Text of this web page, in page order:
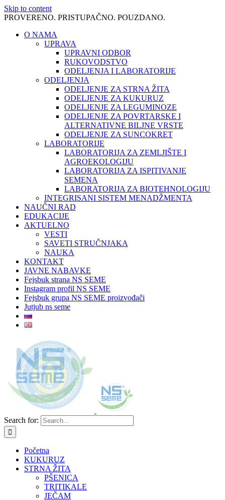
Skip to content
PROVERENO. PRISTUPAČNO. POUZDANO.
O NAMA
UPRAVA
UPRAVNI ODBOR
RUKOVODSTVO
ODELJENJA I LABORATORIJE
ODELJENJA
ODELJENJE ZA STRNA ŽITA
ODELJENJE ZA KUKURUZ
ODELJENJE ZA LEGUMINOZE
ODELJENJE ZA POVRTARSKE I
ALTERNATIVNE BILJNE VRSTE
ODELJENJE ZA SUNCOKRET
LABORATORIJE
LABORATORIJA ZA ZEMLJIŠTE I
AGROEKOLOGIJU
LABORATORIJA ZA ISPITIVANJE
SEMENA
LABORATORIJA ZA BIOTEHNOLOGIJU
INTEGRISANI SISTEM MENADŽMENTA
NAUČNI RAD
EDUKACIJE
AKTUELNO
VESTI
SAVETI STRUČNJAKA
NAUKA
KONTAKT
JAVNE NABAVKE
Fejsbuk strana NS SEME
Instagram profil NS SEME
Fejsbuk grupa NS SEME proizvođači
Jutjub ns seme
Search for:
Početna
KUKURUZ
STRNA ŽITA
PŠENICA
TRITIKALE
JEČAM